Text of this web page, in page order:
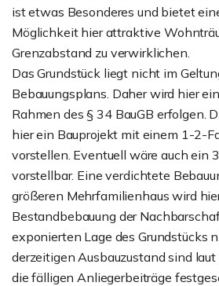
ist etwas Besonderes und bietet
Möglichkeit hier attraktive
Grenzabstand zu verwirklichen.
Das Grundstück liegt nicht im
Bebauungsplans. Daher wird hier
Rahmen des § 34 BauGB erfolgen.
hier ein Bauprojekt mit einem 1-2-
vorstellen. Eventuell wäre auch ein
vorstellbar. Eine verdichtete
größeren Mehrfamilienhaus wird
Bestandbebauung der
exponierten Lage des Grundstücks
derzeitigen Ausbauzustand sind
die fälligen Anliegerbeiträge